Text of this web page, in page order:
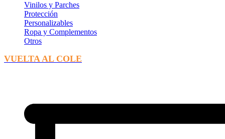
Vinilos y Parches
Protección
Personalizables
Ropa y Complementos
Otros
VUELTA AL COLE